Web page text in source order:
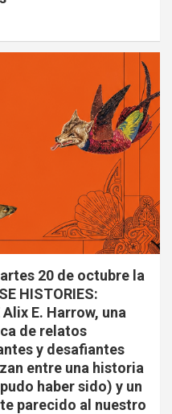
20 de octubre la
HISTORIES:
Alix E. Harrow, una
de relatos
y desafiantes
entre una historia
haber sido) y un
parecido al nuestro